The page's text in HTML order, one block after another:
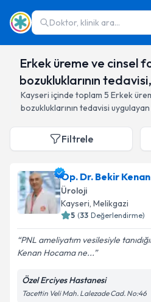
Doktor, klinik ara...
Erkek üreme ve cinsel
bozukluklarının
Kayseri içinde toplam 5 Erkek
bozukluklarının tedavisi
Filtrele
Op. Dr. Bekir Kenan
Üroloji
Kayseri, Melikgazi
5 (33 Değerlendirme)
PNL ameliyatım vesilesiyle
Kenan Hocama ne...
Özel Erciyes Hastanesi
Tacettin Veli Mah. Lalezade Cad. No:46